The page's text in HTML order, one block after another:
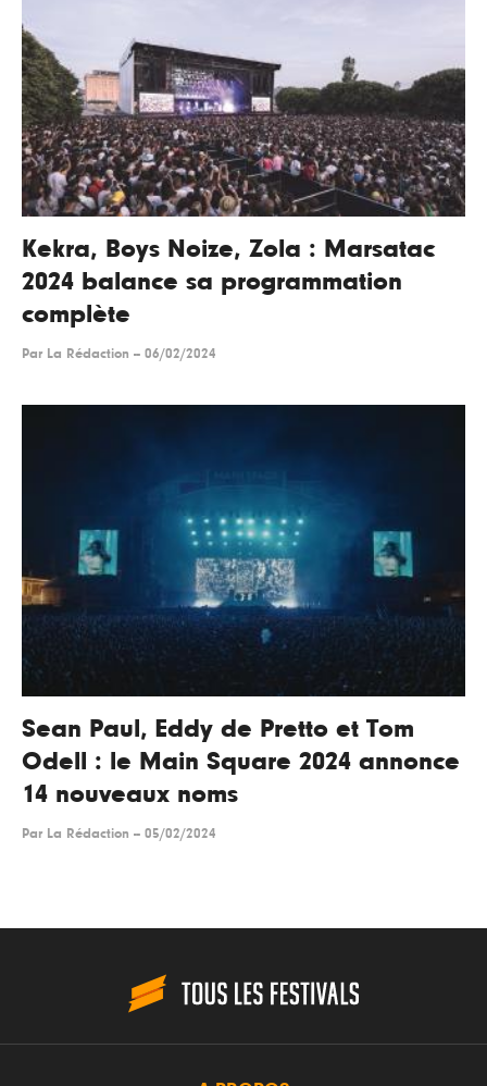
Kekra, Boys Noize, Zola : Marsatac
2024 balance sa programmation
complète
Par La Rédaction -- 06/02/2024
Sean Paul, Eddy de Pretto et Tom
Odell : le Main Square 2024 annonce
14 nouveaux noms
Par La Rédaction -- 05/02/2024